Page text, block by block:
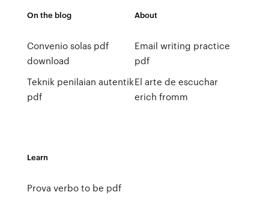
On the blog
Convenio solas pdf
download
Teknik penilaian autentik
pdf
About
Email writing practice
pdf
El arte de escuchar
erich fromm
Learn
Prova verbo to be pdf